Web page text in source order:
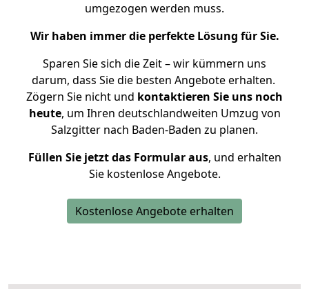
umgezogen werden muss.
Wir haben immer die perfekte Lösung für Sie.
Sparen Sie sich die Zeit – wir kümmern uns
darum, dass Sie die besten Angebote erhalten.
Zögern Sie nicht und kontaktieren Sie uns noch
heute, um Ihren deutschlandweiten Umzug von
Salzgitter nach Baden-Baden zu planen.
Füllen Sie jetzt das Formular aus, und erhalten
Sie kostenlose Angebote.
Kostenlose Angebote erhalten